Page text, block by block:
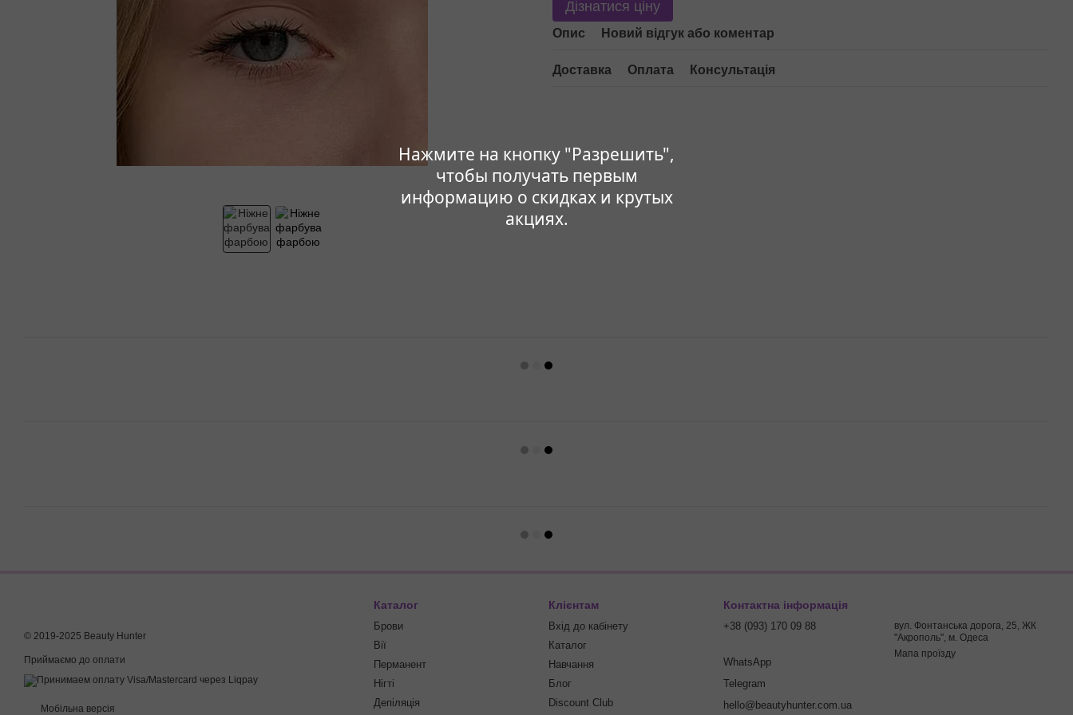
Нажмите на кнопку "Разрешить",
чтобы получать первым
информацию о скидках и крутых
акциях.
Дізнатися ціну
Опис Новий відгук або коментар
Доставка Оплата Консультація
© 2019-2025 Beauty Hunter
Приймаємо до оплати
Мобільна версія
Каталог
Брови
Вії
Перманент
Нігті
Депіляція
Клієнтам
Вхід до кабінету
Каталог
Навчання
Блог
Discount Club
Контактна інформація
+38 (093) 170 09 88
WhatsApp
Telegram
hello@beautyhunter.com.ua
вул. Фонтанська дорога, 25, ЖК
"Акрополь", м. Одеса
Мапа проїзду